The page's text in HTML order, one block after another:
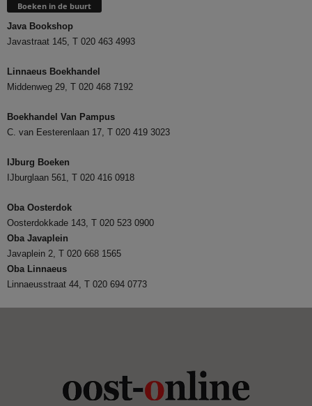
Boeken in de buurt
Java Bookshop
Javastraat 145, T 020 463 4993
Linnaeus Boekhandel
Middenweg 29, T 020 468 7192
Boekhandel Van Pampus
C. van Eesterenlaan 17, T 020 419 3023
IJburg Boeken
IJburglaan 561, T 020 416 0918
Oba Oosterdok
Oosterdokkade 143, T 020 523 0900
Oba Javaplein
Javaplein 2, T 020 668 1565
Oba Linnaeus
Linnaeusstraat 44, T 020 694 0773